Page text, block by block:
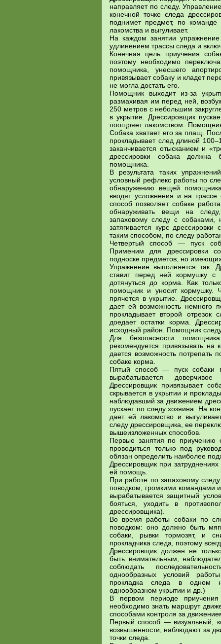
направляет по следу.
конечной точке следа
поднимет предмет, по команде
лакомства и выгуливает.
На каждом занятии
удлинением трассы следа и
Конечная цель приучения
поэтому необходимо
помощника, унесшего
привязывает собаку и кладет
не могла достать его.
Помощник выходит из-за
размахивая им перед ней,
250 метров с небольшим
в укрытие. Дрессировщик
поощряет лакомством.
Собака хватает его за плащ.
прокладывает след длиной
заканчивается отысканием и
дрессировки собака
помощника.
В результата таких
условный рефлекс работы по
обнаружению вещей
вводят усложнения и на
способ позволяет собаке
обнаруживать вещи на
запаховому следу с собаками,
затягивается курс
таким способом, по следу
Четвертый способ — пуск
Применим для дрессировки
подноске предметов, но
Упражнение выполняется так.
ставит перед ней кормушку
дотянуться до корма. Как
помощник и уносит кормушку.
прячется в укрытие.
дает ей возможность немного
прокладывает второй отрезок
доедает остатки корма.
исходный район. Помощник
Для безопасности
рекомендуется привязывать на
дается возможность потрепать
собаке корма.
Пятый способ — пуск собаки
вырабатывается
Дрессировщик привязывает
скрывается в укрытии и
наблюдавший за движением
пускает по следу хозяина. На
дает ей лакомство и
следу дрессировщика, ее
вышеизложенных способов.
Первые занятия по приучению
проводиться только под
обязан определить наиболее
Дрессировщик при
ей помощь.
При работе по запаховому
поводком, громкими командами
вырабатывается защитный
бояться, уходить в
дрессировщика).
Во время работы собаки по
поводком: оно должно быть
собаки, рывки тормозят, и
прокладчика следа, поэтому
Дрессировщик должен не
быть внимательным,
соблюдать
однообразных условий
прокладка следа в одном
однообразном укрытии и др.)
В первом периоде
необходимо знать маршрут
способами контроля за
Первый способ — визуальный,
возвышенности, наблюдают за
точки следа.